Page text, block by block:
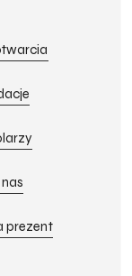
prezent